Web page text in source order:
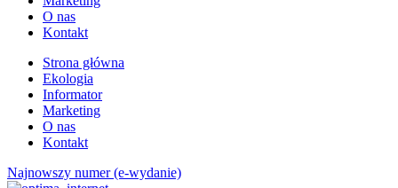
O nas
Kontakt
Strona główna
Ekologia
Informator
Marketing
O nas
Kontakt
Najnowszy numer (e-wydanie)